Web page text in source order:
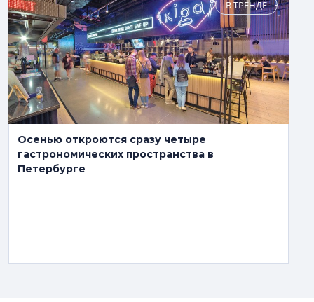
В ТРЕНДЕ
Осенью откроются сразу четыре
гастрономических пространства в
Петербурге